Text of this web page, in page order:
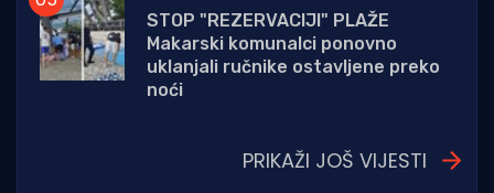
STOP "REZERVACIJI" PLAŽE
Makarski komunalci ponovno
uklanjali ručnike ostavljene preko
noći
PRIKAŽI JOŠ VIJESTI